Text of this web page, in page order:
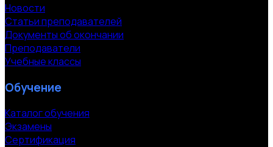
Новости
Статьи преподавателей
Документы об окончании
Преподаватели
Учебные классы
Обучение
Каталог обучения
Экзамены
Сертификация